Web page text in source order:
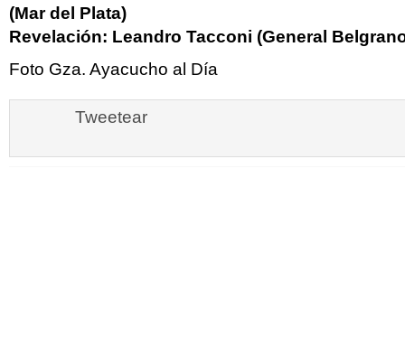
(Mar del Plata)
Revelación: Leandro Tacconi (General
Foto Gza. Ayacucho al Día
Tweetear